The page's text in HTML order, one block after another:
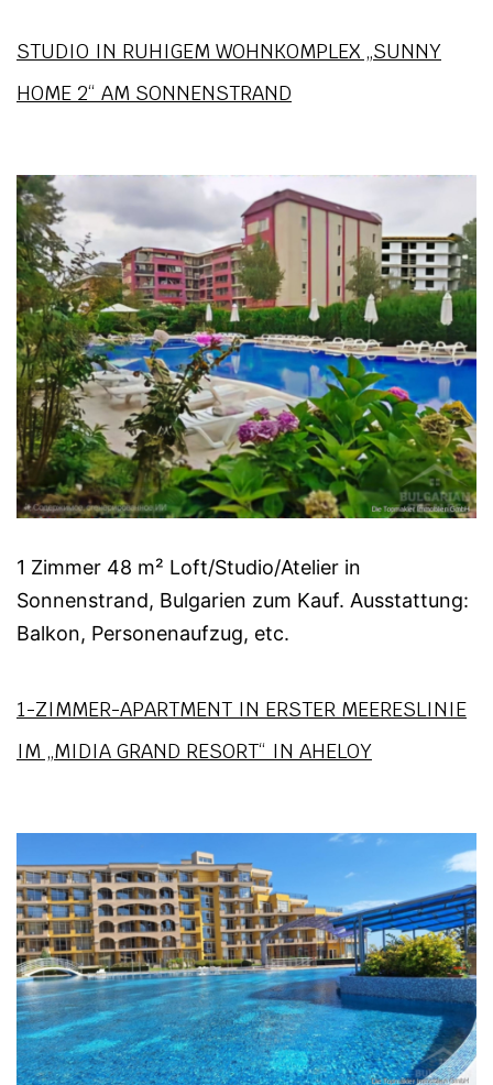
STUDIO IN RUHIGEM WOHNKOMPLEX „SUNNY
HOME 2“ AM SONNENSTRAND
1 Zimmer 48 m² Loft/Studio/Atelier in
Sonnenstrand, Bulgarien zum Kauf. Ausstattung:
Balkon, Personenaufzug, etc.
1-ZIMMER-APARTMENT IN ERSTER MEERESLINIE
IM „MIDIA GRAND RESORT“ IN AHELOY